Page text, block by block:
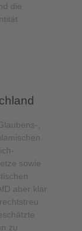
die
,
sowie
aber klar
zu